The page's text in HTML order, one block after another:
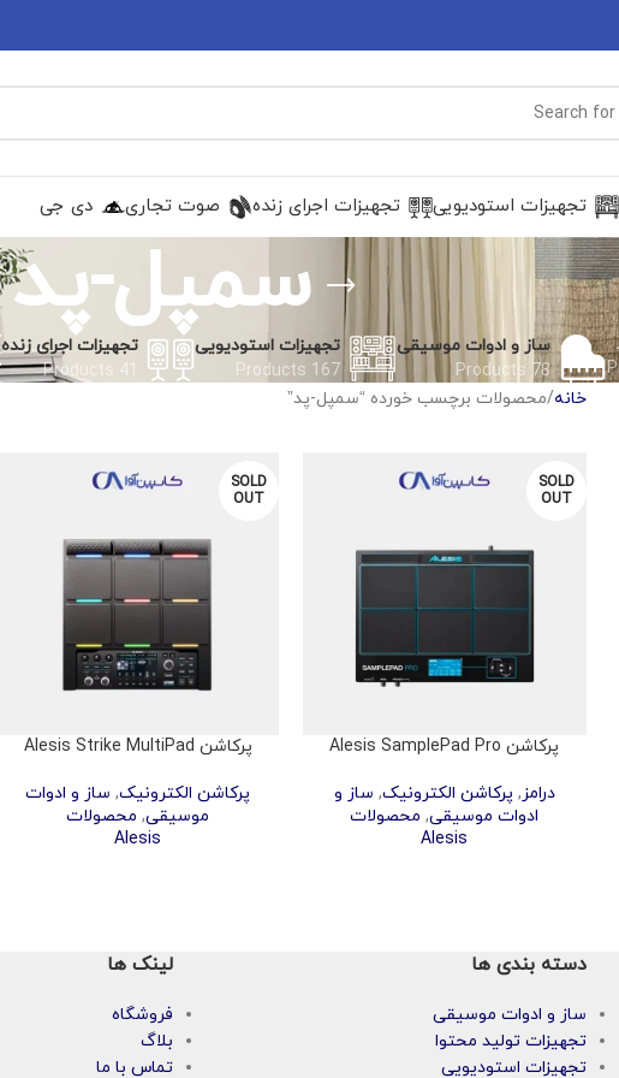
تجهیزات استودیویی تجهیزات اجرای زنده صوت تجاری دی جی
سمپل-پد
ساز و ادوات موسیقی
78 Products
تجهیزات استودیویی
167 Products
تجهیزات اجرای زنده
41 Products
خانه محصولات برچسب خورده “سمپل-پد”
SOLD
OUT
پرکاشن Alesis SamplePad Pro
درامز, پرکاشن الکترونیک, ساز و
ادوات موسیقی, محصولات
Alesis
SOLD
OUT
پرکاشن Alesis Strike MultiPad
پرکاشن الکترونیک, ساز و ادوات
موسیقی, محصولات
Alesis
دسته بندی ها
ساز و ادوات موسیقی
تجهیزات تولید محتوا
تجهیزات استودیویی
لینک ها
فروشگاه
بلاگ
تماس با ما